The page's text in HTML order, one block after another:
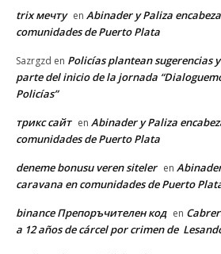
trix мечту en Abinader y Paliza
comunidades de Puerto Plata
Sazrgzd en Policías plantean sugerencias
parte del inicio de la jornada
Policías”
трикс сайт en Abinader y Paliza
comunidades de Puerto Plata
deneme bonusu veren siteler en
caravana en comunidades de Puerto
binance Препоръчителен код en
a 12 años de cárcel por crimen de